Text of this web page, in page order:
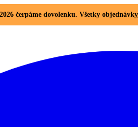
čerpáme dovolenku. Všetky